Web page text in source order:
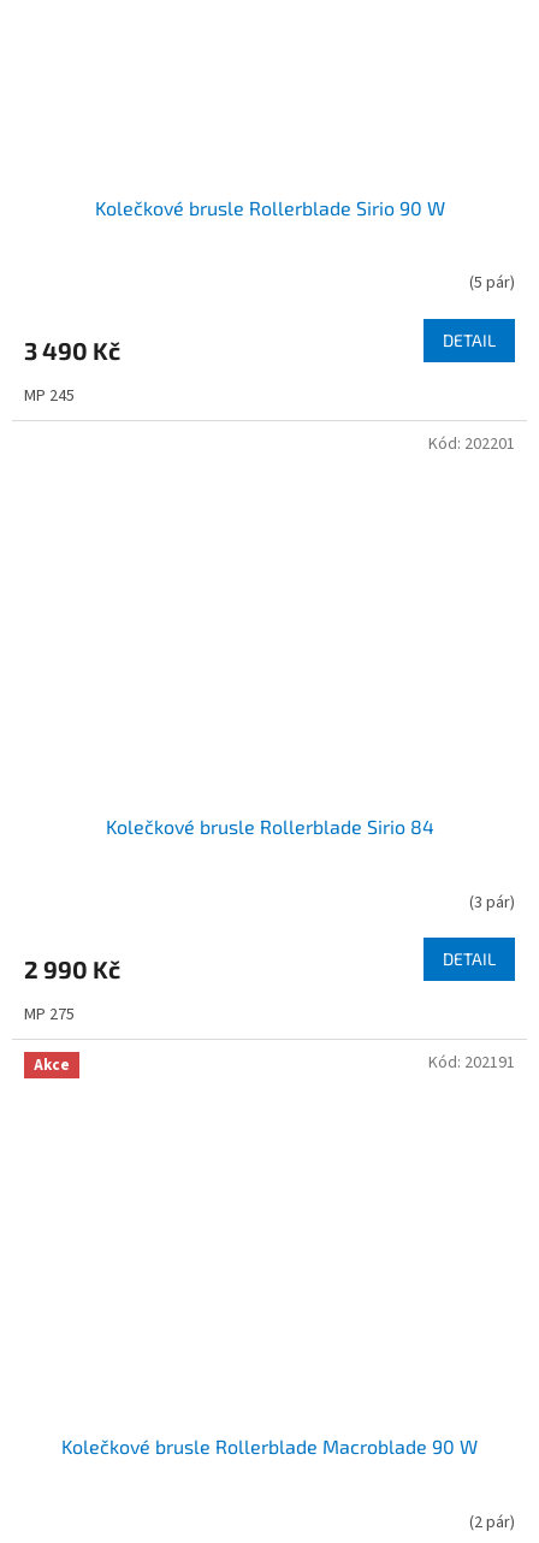
Kolečkové brusle Rollerblade Sirio 90 W
(5 pár)
3 490 Kč DETAIL
MP 245
Kolečkové brusle Rollerblade Sirio 84
(3 pár)
2 990 Kč DETAIL
MP 275
Kód: 202201
Akce
Kolečkové brusle Rollerblade Macroblade 90 W
(2 pár)
Kód: 202191